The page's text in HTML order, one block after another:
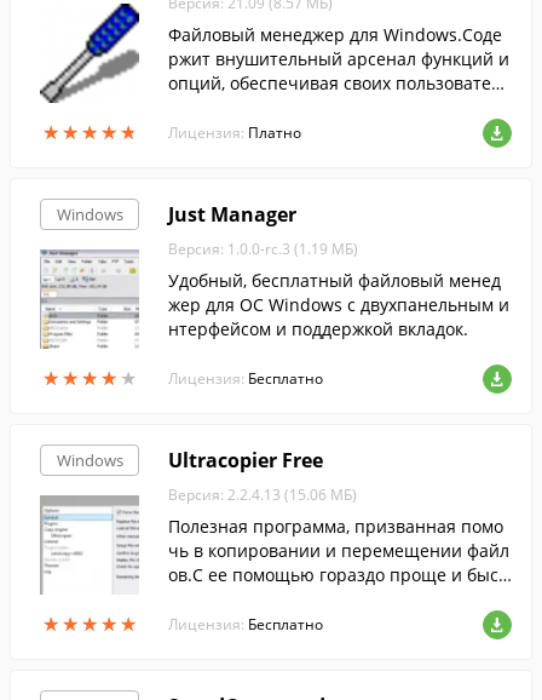
★★★★★
★★★★★
Файловый менеджер для Windows.Соде
ржит внушительный арсенал функций и
опций, обеспечивая своих пользователе
Лицензия: Платно
Windows
★★★★★
★★★★★
Just Manager
Версия: 1.0.0-rc.3 (1.19 МБ)
Удобный, бесплатный файловый менед
жер для ОС Windows с двухпанельным и
нтерфейсом и поддержкой вкладок.
Лицензия: Бесплатно
Windows
★★★★★
★★★★★
Ultracopier Free
Версия: 2.2.4.13 (15.06 МБ)
Полезная программа, призванная помо
чь в копировании и перемещении файл
ов.С ее помощью гораздо проще и быст
Лицензия: Бесплатно